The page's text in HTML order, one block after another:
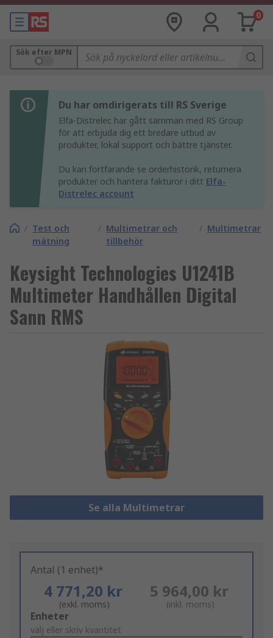
0
Sök efter MPN
Du har omdirigerats till RS Sverige
Elfa-Distrelec har gått samman med RS Group
för att erbjuda dig ett bredare utbud av
produkter, lokal support och bättre tjänster.
Du kan fortfarande se orderhistorik, returnera
produkter och hantera fakturor i ditt Elfa-
Distrelec account
/ Test och
mätning
/ Multimetrar och
tillbehör
/ Multimetrar
Keysight Technologies U1241B
Multimeter Handhållen Digital
Sann RMS
Se alla Multimetrar
Antal (1 enhet)*
4 771,20 kr
(exkl. moms)
5 964,00 kr
(inkl. moms)
Add
to
Enheter
välj eller skriv kvantitet